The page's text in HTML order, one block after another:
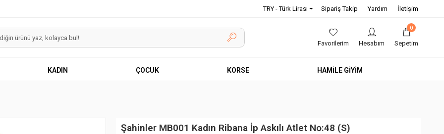
TRY - Türk Lirası Sipariş Takip Yardım İletişim
Favorilerim Hesabım
0
Sepetim
KADIN ÇOCUK KORSE HAMİLE GİYİM
Şahinler MB001 Kadın Ribana İp Askılı Atlet No:48 (S)